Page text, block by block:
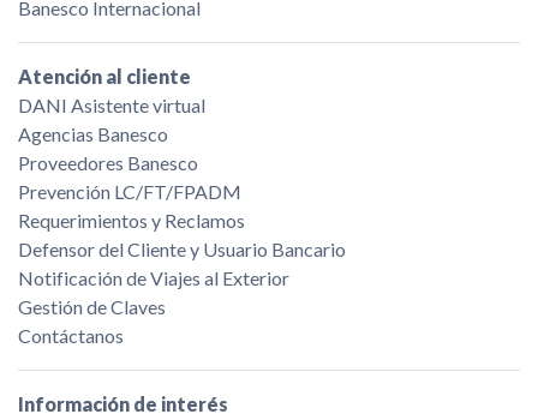
Banesco Internacional
Atención al cliente
DANI Asistente virtual
Agencias Banesco
Proveedores Banesco
Prevención LC/FT/FPADM
Requerimientos y Reclamos
Defensor del Cliente y Usuario Bancario
Notificación de Viajes al Exterior
Gestión de Claves
Contáctanos
Información de interés